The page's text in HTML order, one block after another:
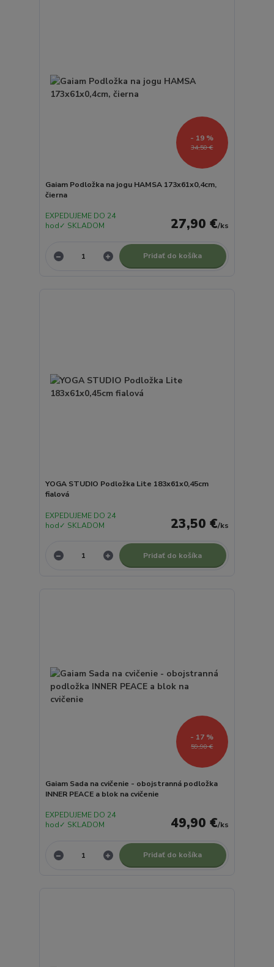
34,50 €
- 19 %
Gaiam Podložka na jogu HAMSA 173x61x0,4cm,
čierna
27,90 €/ks
EXPEDUJEME DO 24
hod✓ SKLADOM
Pridať do košíka
YOGA STUDIO Podložka Lite 183x61x0,45cm
fialová
23,50 €/ks
EXPEDUJEME DO 24
hod✓ SKLADOM
Pridať do košíka
59,90 €
- 17 %
Gaiam Sada na cvičenie - obojstranná podložka
INNER PEACE a blok na cvičenie
49,90 €/ks
EXPEDUJEME DO 24
hod✓ SKLADOM
Pridať do košíka